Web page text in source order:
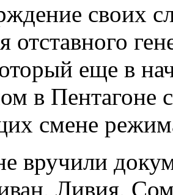
своих
отставного
еще в
в Пентагоне
смене
вручили
Ливия,